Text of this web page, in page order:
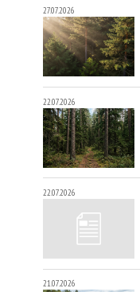
27.07.2026
22.07.2026
22.07.2026
21.07.2026